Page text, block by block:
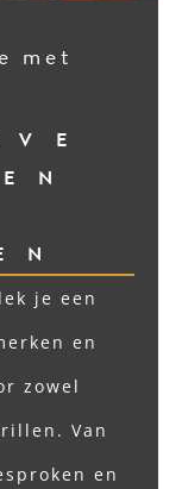
met
je een
en
zowel
Van
en